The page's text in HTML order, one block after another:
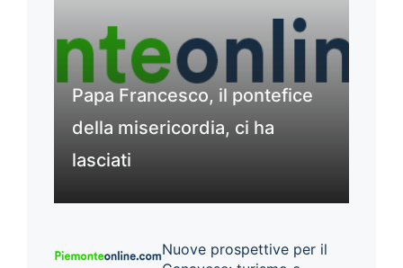
Papa Francesco, il pontefice
della misericordia, ci ha
lasciati
Nuove prospettive per il